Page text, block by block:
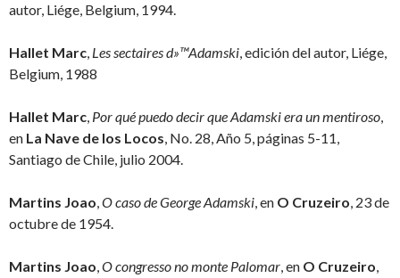
autor, Liége, Belgium, 1994.
Hallet Marc, Les sectaires d»™Adamski, edición del autor, Liége,
Belgium, 1988
Hallet Marc, Por qué puedo decir que Adamski era un mentiroso,
en La Nave de los Locos, No. 28, Año 5, páginas 5-11,
Santiago de Chile, julio 2004.
Martins Joao,O caso de George Adamski, en O Cruzeiro, 23 de
octubre de 1954.
Martins Joao,O congresso no monte Palomar, en O Cruzeiro,